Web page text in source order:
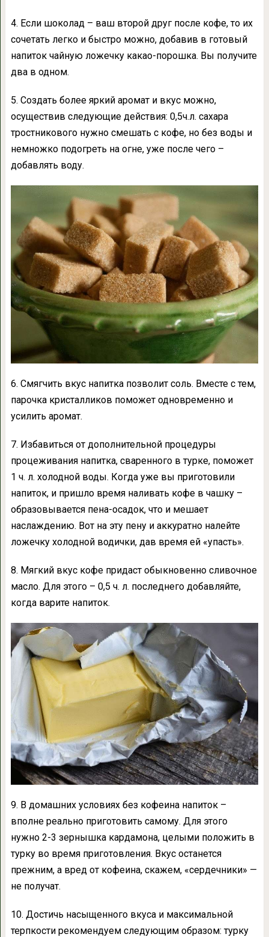
4. Если шоколад – ваш второй друг после кофе, то их
сочетать легко и быстро можно, добавив в готовый
напиток чайную ложечку какао-порошка. Вы получите
два в одном.
5. Создать более яркий аромат и вкус можно,
осуществив следующие действия: 0,5ч.л. сахара
тростникового нужно смешать с кофе, но без воды и
немножко подогреть на огне, уже после чего –
добавлять воду.
6. Смягчить вкус напитка позволит соль. Вместе с тем,
парочка кристалликов поможет одновременно и
усилить аромат.
7. Избавиться от дополнительной процедуры
процеживания напитка, сваренного в турке, поможет
1 ч. л. холодной воды. Когда уже вы приготовили
напиток, и пришло время наливать кофе в чашку –
образовывается пена-осадок, что и мешает
наслаждению. Вот на эту пену и аккуратно налейте
ложечку холодной водички, дав время ей «упасть».
8. Мягкий вкус кофе придаст обыкновенно сливочное
масло. Для этого – 0,5 ч. л. последнего добавляйте,
когда варите напиток.
9. В домашних условиях без кофеина напиток –
вполне реально приготовить самому. Для этого
нужно 2-3 зернышка кардамона, целыми положить в
турку во время приготовления. Вкус останется
прежним, а вред от кофеина, скажем, «сердечники» —
не получат.
10. Достичь насыщенного вкуса и максимальной
терпкости рекомендуем следующим образом: турку